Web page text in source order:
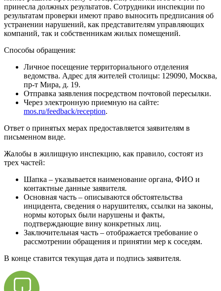
принесла должных результатов. Сотрудники инспекции по
результатам проверки имеют право выносить предписания об
устранении нарушений, как представителям управляющих
компаний, так и собственникам жилых помещений.
Способы обращения:
Личное посещение территориального отделения
ведомства. Адрес для жителей столицы: 129090, Москва,
пр-т Мира, д. 19.
Отправка заявления посредством почтовой пересылки.
Через электронную приемную на сайте:
mos.ru/feedback/reception.
Ответ о принятых мерах предоставляется заявителям в
письменном виде.
Жалобы в жилищную инспекцию, как правило, состоят из
трех частей:
Шапка – указывается наименование органа, ФИО и
контактные данные заявителя.
Основная часть – описываются обстоятельства
инцидента, сведения о нарушителях, ссылки на законы,
нормы которых были нарушены и факты,
подтверждающие вину конкретных лиц.
Заключительная часть – отображается требование о
рассмотрении обращения и принятии мер к соседям.
В конце ставится текущая дата и подпись заявителя.